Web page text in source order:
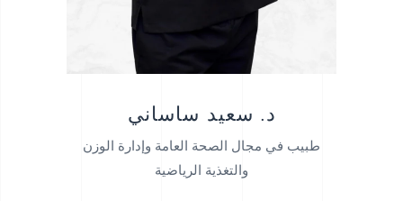
د. سعيد ساساني
طبيب في مجال الصحة العامة وإدارة الوزن
والتغذية الرياضية